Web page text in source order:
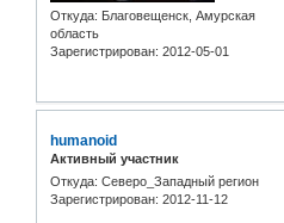
Откуда: Благовещенск, Амурская
область
Зарегистрирован: 2012-05-01
humanoid
Активный участник
Откуда: Северо_Западный регион
Зарегистрирован: 2012-11-12